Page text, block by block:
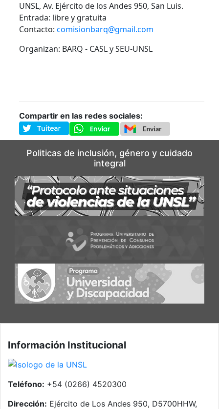
UNSL, Av. Ejército de los Andes 950, San Luis.
Entrada: libre y gratuita
Contacto: comisionbarq@gmail.com
Organizan: BARQ - CASL y SEU-UNSL
Compartir en las redes sociales:
Politicas de inclusión, género y cuidado
integral
Información Institucional
Teléfono: +54 (0266) 4520300
Dirección: Ejército de Los Andes 950, D5700HHW,